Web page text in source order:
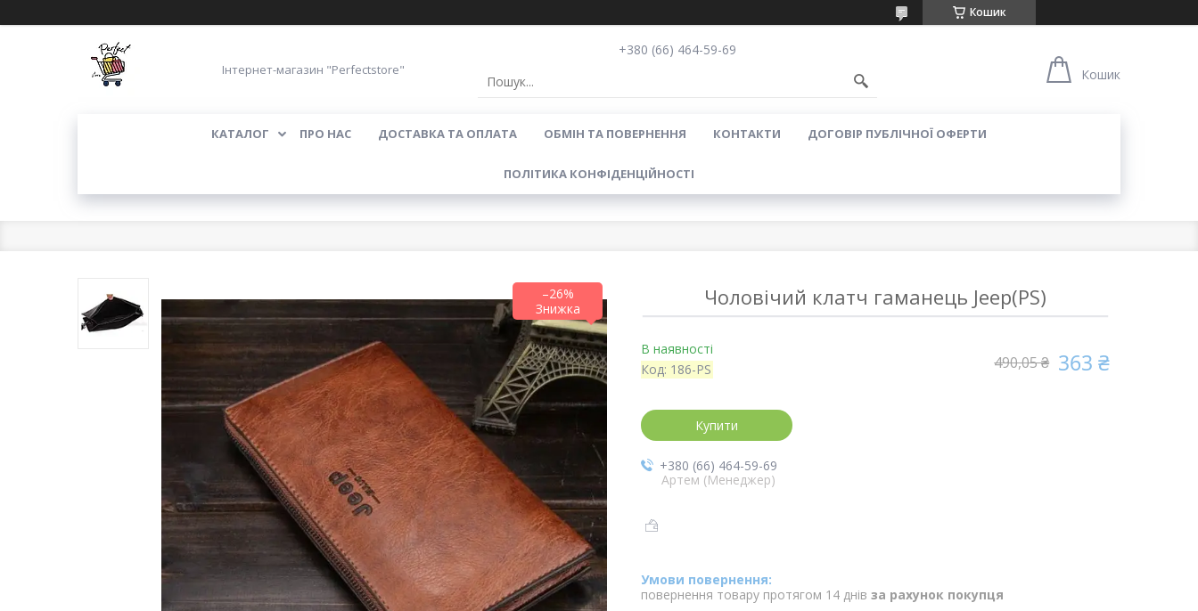
Кошик
Інтернет-магазин "Perfectstore"
+380 (66) 464-59-69
Кошик
КАТАЛОГ ПРО НАС ДОСТАВКА ТА ОПЛАТА ОБМІН ТА ПОВЕРНЕННЯ КОНТАКТИ ДОГОВІР ПУБЛІЧНОЇ ОФЕРТИ
ПОЛІТИКА КОНФІДЕНЦІЙНОСТІ
–26% Чоловічий клатч гаманець Jeep(PS)
В наявності
Код: 186-PS 490,05 ₴ 363 ₴
Купити
+380 (66) 464-59-69
Артем (Менеджер)
повернення товару протягом 14 днів за рахунок покупця